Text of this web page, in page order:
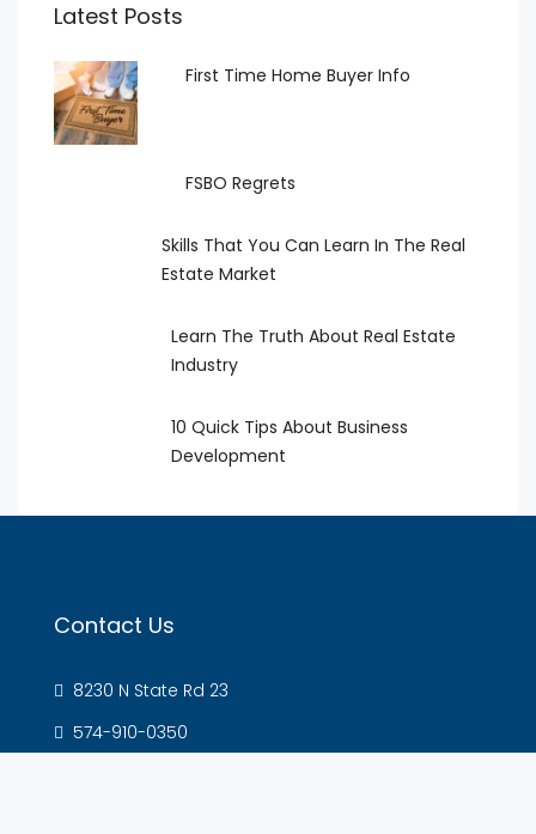
Latest Posts
First Time Home Buyer Info
FSBO Regrets
Skills That You Can Learn In The Real
Estate Market
Learn The Truth About Real Estate
Industry
10 Quick Tips About Business
Development
Contact Us
8230 N State Rd 23
574-910-0350